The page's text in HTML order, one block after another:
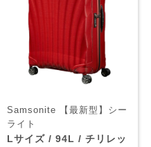
Samsonite 【最新型】シー
ライト
Lサイズ / 94L / チリレッ